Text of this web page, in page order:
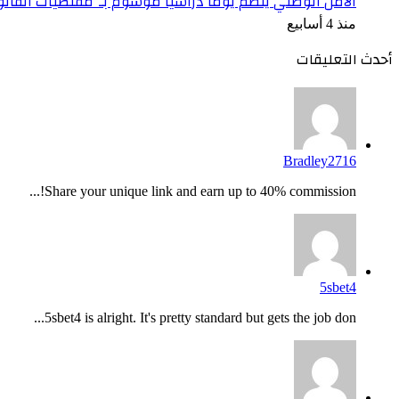
منذ 4 أسابيع
أحدث التعليقات
Bradley2716
Share your unique link and earn up to 40% commission!...
5sbet4
5sbet4 is alright. It's pretty standard but gets the job don...